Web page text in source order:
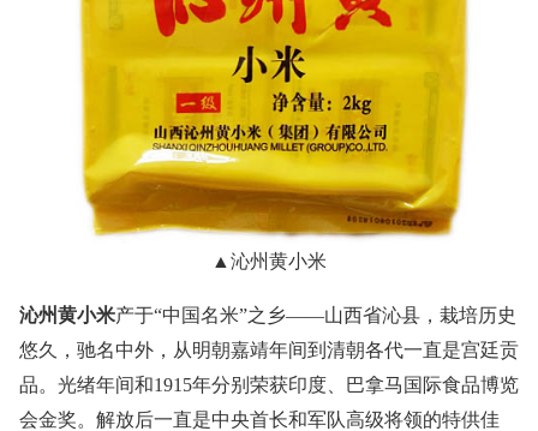
▲沁州黄小米
沁州黄小米产于“中国名米”之乡——山西省沁县，栽培历史
悠久，驰名中外，从明朝嘉靖年间到清朝各代一直是宫廷贡
品。光绪年间和1915年分别荣获印度、巴拿马国际食品博览
会金奖。解放后一直是中央首长和军队高级将领的特供佳